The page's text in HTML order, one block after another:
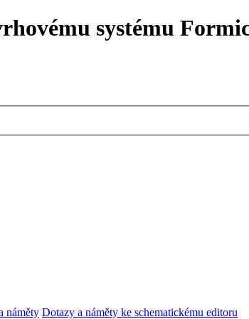
systému
náměty Dotazy a náměty ke schematickému editoru